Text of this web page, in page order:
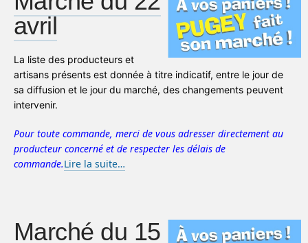
avril
La liste des producteurs et
artisans présents est donnée à titre indicatif, entre le jour de
sa diffusion et le jour du marché, des changements peuvent
intervenir.
Pour toute commande, merci de vous adresser directement au
producteur concerné et de respecter les délais de
commande.Lire la suite…
Marché du 15